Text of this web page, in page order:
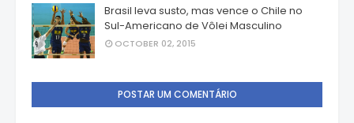
Brasil leva susto, mas vence o Chile no
Sul-Americano de Vôlei Masculino
OCTOBER 02, 2015
POSTAR UM COMENTÁRIO